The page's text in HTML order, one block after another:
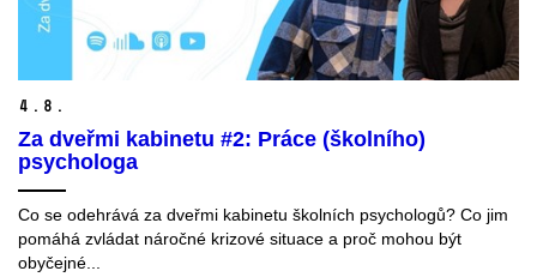
4. 8.
Za dveřmi kabinetu #2: Práce (školního)
psychologa
Co se odehrává za dveřmi kabinetu školních psychologů? Co jim
pomáhá zvládat náročné krizové situace a proč mohou být
obyčejné...